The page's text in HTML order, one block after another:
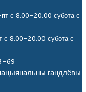
с 8.00-20.00 субота с
с 8.00-20.00 субота с
69
гандлёвы